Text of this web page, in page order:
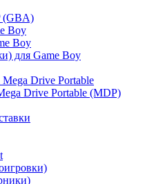
(GBA)
Boy
Boy
для Game Boy
Drive Portable
Drive Portable (MDP)